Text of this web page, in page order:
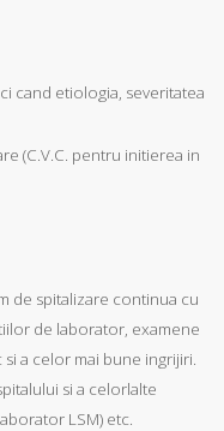
cand etiologia, severitatea
(C.V.C. pentru initierea in
de spitalizare continua cu
de laborator, examene
a celor mai bune ingrijiri.
si a celorlalte
LSM) etc.